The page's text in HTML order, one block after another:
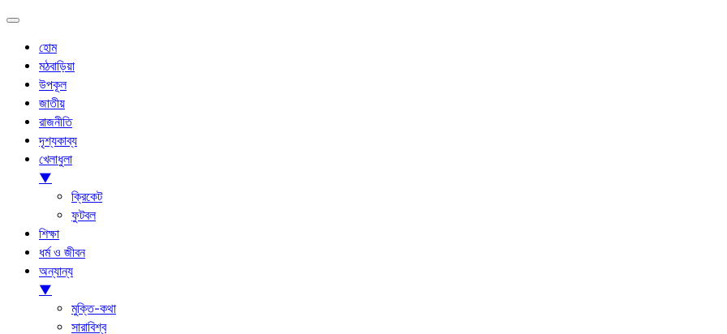
হোম
মঠবাড়িয়া
উপকূল
জাতীয়
রাজনীতি
দৃশ্যকাব্য
খেলাধুলা
▼
ক্রিকেট
ফুটবল
শিক্ষা
ধর্ম ও জীবন
অন্যান্য
▼
মুক্তি-কথা
সারাবিশ্ব